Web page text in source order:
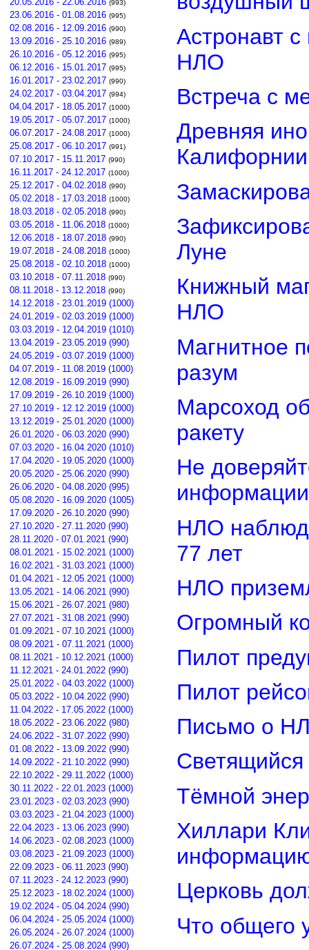
(993)
23.06.2016 - 01.08.2016 (995)
02.08.2016 - 12.09.2016 (990)
13.09.2016 - 25.10.2016 (989)
26.10.2016 - 05.12.2016 (995)
06.12.2016 - 15.01.2017 (995)
16.01.2017 - 23.02.2017 (990)
24.02.2017 - 03.04.2017 (994)
04.04.2017 - 18.05.2017 (1000)
19.05.2017 - 05.07.2017 (1000)
06.07.2017 - 24.08.2017 (1000)
25.08.2017 - 06.10.2017 (991)
07.10.2017 - 15.11.2017 (990)
16.11.2017 - 24.12.2017 (1000)
25.12.2017 - 04.02.2018 (990)
05.02.2018 - 17.03.2018 (1000)
18.03.2018 - 02.05.2018 (990)
03.05.2018 - 11.06.2018 (1000)
12.06.2018 - 18.07.2018 (990)
19.07.2018 - 24.08.2018 (1000)
25.08.2018 - 02.10.2018 (1000)
03.10.2018 - 07.11.2018 (990)
08.11.2018 - 13.12.2018 (990)
14.12.2018 - 23.01.2019 (1000)
24.01.2019 - 02.03.2019 (1000)
03.03.2019 - 12.04.2019 (1010)
13.04.2019 - 23.05.2019 (990)
24.05.2019 - 03.07.2019 (1000)
04.07.2019 - 11.08.2019 (1000)
12.08.2019 - 16.09.2019 (990)
17.09.2019 - 26.10.2019 (1000)
27.10.2019 - 12.12.2019 (1000)
13.12.2019 - 25.01.2020 (1000)
26.01.2020 - 06.03.2020 (990)
07.03.2020 - 16.04.2020 (1010)
17.04.2020 - 19.05.2020 (1000)
20.05.2020 - 25.06.2020 (990)
26.06.2020 - 04.08.2020 (995)
05.08.2020 - 16.09.2020 (1005)
17.09.2020 - 26.10.2020 (990)
27.10.2020 - 27.11.2020 (990)
28.11.2020 - 07.01.2021 (990)
08.01.2021 - 15.02.2021 (1000)
16.02.2021 - 31.03.2021 (1000)
01.04.2021 - 12.05.2021 (1000)
13.05.2021 - 14.06.2021 (990)
15.06.2021 - 26.07.2021 (980)
27.07.2021 - 31.08.2021 (990)
01.09.2021 - 07.10.2021 (1000)
08.09.2021 - 07.11.2021 (1000)
08.11.2021 - 10.12.2021 (1000)
11.12.2021 - 24.01.2022 (990)
25.01.2022 - 04.03.2022 (1000)
05.03.2022 - 10.04.2022 (990)
11.04.2022 - 17.05.2022 (1000)
18.05.2022 - 23.06.2022 (980)
24.06.2022 - 31.07.2022 (990)
01.08.2022 - 13.09.2022 (990)
14.09.2022 - 21.10.2022 (990)
22.10.2022 - 29.11.2022 (1000)
30.11.2022 - 22.01.2023 (1000)
23.01.2023 - 02.03.2023 (990)
03.03.2023 - 21.04.2023 (1000)
22.04.2023 - 13.06.2023 (990)
14.06.2023 - 02.08.2023 (1000)
03.08.2023 - 21.09.2023 (1000)
22.09.2023 - 06.11.2023 (990)
07.11.2023 - 24.12.2023 (990)
25.12.2023 - 18.02.2024 (1000)
19.02.2024 - 05.04.2024 (990)
06.04.2024 - 25.05.2024 (1000)
26.05.2024 - 26.07.2024 (1000)
26.07.2024 - 25.08.2024 (990)
Астронавт
НЛО
Встреча с
Древняя
Калифорнии
Луне
Книжный
НЛО
Магнитное
разум
Марсоход
ракету
Не
информации
НЛО
77 лет
НЛО
Огромный
Пилот
Пилот
Письмо о
Светящийся
Тёмной
Хиллари
Церковь
Что общего